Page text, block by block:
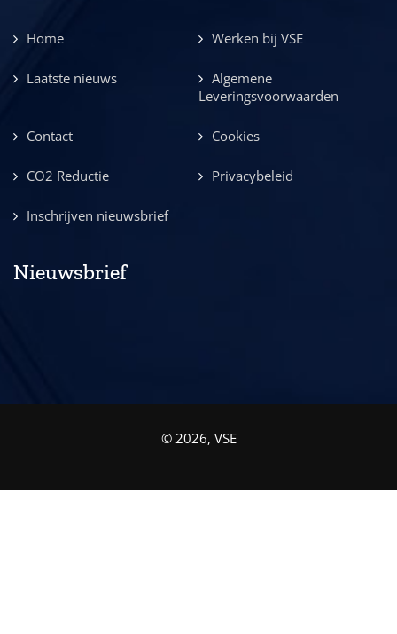
Home Werken bij VSE
Laatste nieuws
Algemene
Leveringsvoorwaarden
Contact Cookies
CO2 Reductie Privacybeleid
Inschrijven nieuwsbrief
Nieuwsbrief
© 2026, VSE